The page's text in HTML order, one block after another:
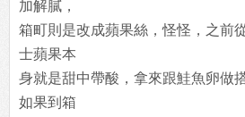
加解膩，
箱町則是改成蘋果絲，怪怪，之前
士蘋果本
身就是甜中帶酸，拿來跟鮭魚卵做
如果到箱